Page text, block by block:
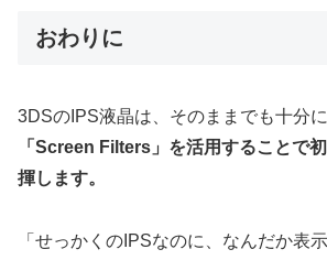
おわりに
3DSのIPS液晶は、そのままでも十分に
「Screen Filters」を活用することで
揮します。
「せっかくのIPSなのに、なんだか表